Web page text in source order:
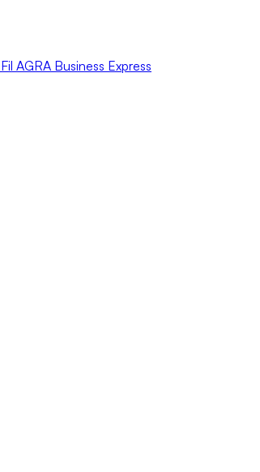
Fil AGRA Business Express